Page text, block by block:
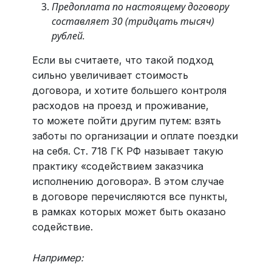
Предоплата по настоящему договору
составляет 30 (тридцать тысяч)
рублей.
Если вы считаете, что такой подход
сильно увеличивает стоимость
договора, и хотите большего контроля
расходов на проезд и проживание,
то можете пойти другим путем: взять
заботы по организации и оплате поездки
на себя. Ст. 718 ГК РФ называет такую
практику «содействием заказчика
исполнению договора». В этом случае
в договоре перечисляются все пункты,
в рамках которых может быть оказано
содействие.
Например: